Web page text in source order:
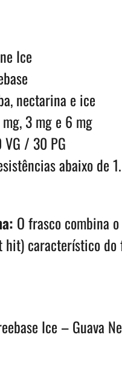
Ice
nectarina e ice
3 mg e 6 mg
VG / 30 PG
abaixo de
O frasco combina
característico do
Ice – Guava